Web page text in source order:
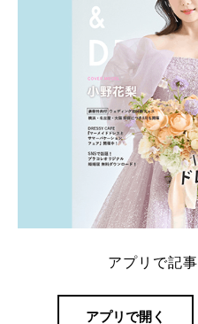
アプリで記
アプリで開く